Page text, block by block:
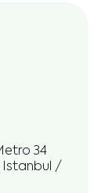
34
Istanbul /